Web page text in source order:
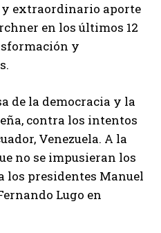
extraordinario aporte
en los últimos 12
y
de la democracia y la
contra los intentos
Venezuela. A la
no se impusieran los
los presidentes Manuel
Lugo en